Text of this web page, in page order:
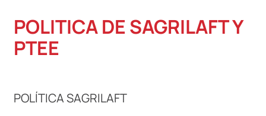
POLITICA DE SAGRILAFT Y
PTEE
POLÍTICA SAGRILAFT
1
peluche
2
hello kitty
4.
ositos cariñositos